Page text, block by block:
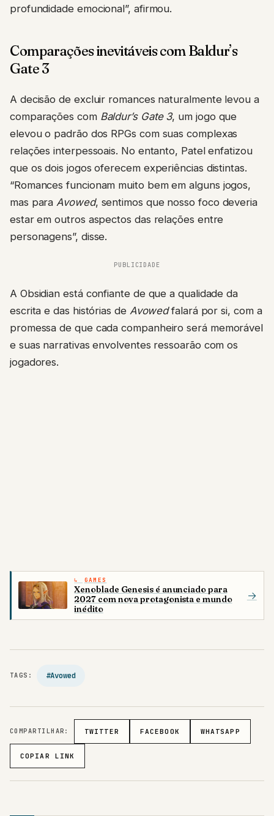
profundidade emocional”, afirmou.
Comparações inevitáveis com Baldur’s
Gate 3
A decisão de excluir romances naturalmente levou a
comparações com Baldur’s Gate 3, um jogo que
elevou o padrão dos RPGs com suas complexas
relações interpessoais. No entanto, Patel enfatizou
que os dois jogos oferecem experiências distintas.
“Romances funcionam muito bem em alguns jogos,
mas paraAvowed, sentimos que nosso foco deveria
estar em outros aspectos das relações entre
personagens”, disse.
PUBLICIDADE
A Obsidian está confiante de que a qualidade da
escrita e das histórias de Avowedfalará por si, com a
promessa de que cada companheiro será memorável
e suas narrativas envolventes ressoarão com os
jogadores.
GAMES
Xenoblade Genesis é anunciado para
2027 com nova protagonista e mundo
inédito
→
TAGS: #Avowed
COMPARTILHAR: TWITTER FACEBOOK WHATSAPP
COPIAR LINK